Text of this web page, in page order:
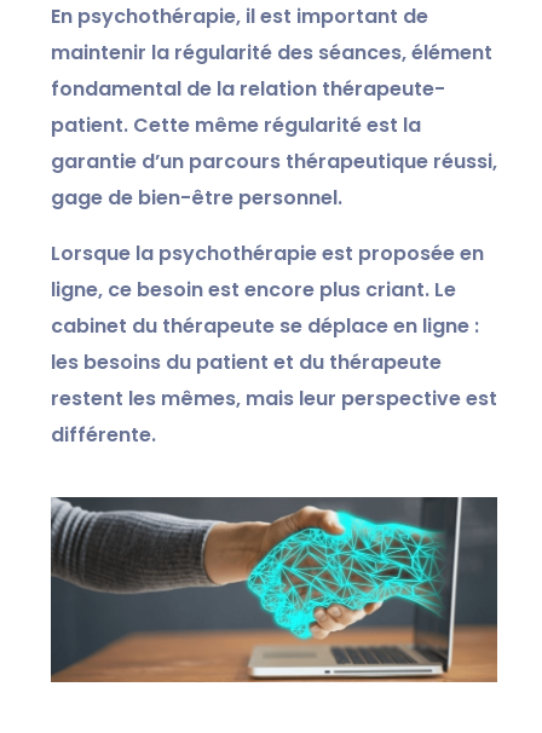
En psychothérapie, il est important de
maintenir la régularité des séances, élément
fondamental de la relation thérapeute-
patient. Cette même régularité est la
garantie d’un parcours thérapeutique réussi,
gage de bien-être personnel.
Lorsque la psychothérapie est proposée en
ligne, ce besoin est encore plus criant. Le
cabinet du thérapeute se déplace en ligne :
les besoins du patient et du thérapeute
restent les mêmes, mais leur perspective est
différente.